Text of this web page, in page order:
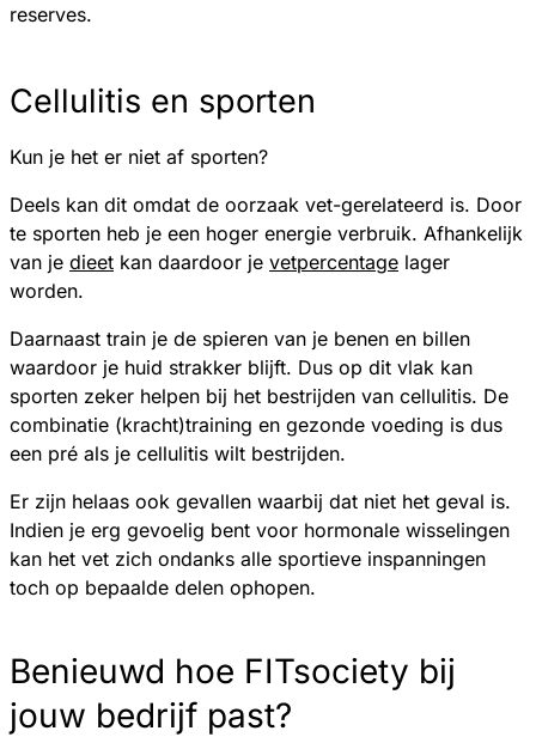
reserves.
Cellulitis en sporten
Kun je het er niet af sporten?
Deels kan dit omdat de oorzaak vet-gerelateerd is. Door
te sporten heb je een hoger energie verbruik. Afhankelijk
van je dieet kan daardoor je vetpercentage lager
worden.
Daarnaast train je de spieren van je benen en billen
waardoor je huid strakker blijft. Dus op dit vlak kan
sporten zeker helpen bij het bestrijden van cellulitis. De
combinatie (kracht)training en gezonde voeding is dus
een pré als je cellulitis wilt bestrijden.
Er zijn helaas ook gevallen waarbij dat niet het geval is.
Indien je erg gevoelig bent voor hormonale wisselingen
kan het vet zich ondanks alle sportieve inspanningen
toch op bepaalde delen ophopen.
Benieuwd hoe FITsociety bij
jouw bedrijf past?